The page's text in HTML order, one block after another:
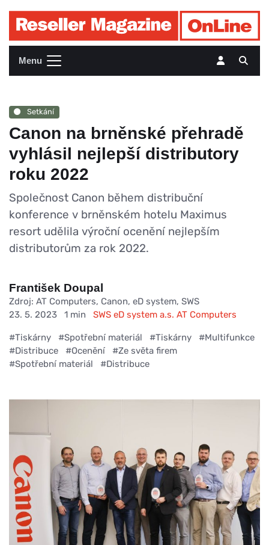
Menu
Setkání
Canon na brněnské přehradě
vyhlásil nejlepší distributory
roku 2022
Společnost Canon během distribuční
konference v brněnském hotelu Maximus
resort udělila výroční ocenění nejlepším
distributorům za rok 2022.
František Doupal
Zdroj: AT Computers, Canon, eD system, SWS
23. 5. 2023
1 min SWS eD system a.s. AT Computers
#Tiskárny #Spotřební materiál #Tiskárny
#Multifunkce
#Distribuce
#Ocenění
#Ze světa firem
#Spotřební materiál
#Distribuce